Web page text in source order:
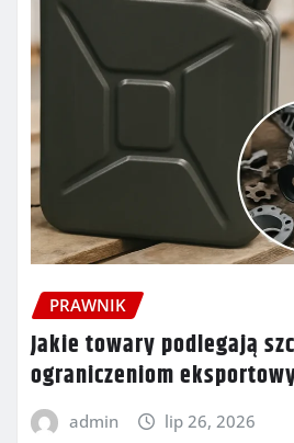
PRAWNIK
Jakie towary podlegają
ograniczeniom
admin lip 26, 2026